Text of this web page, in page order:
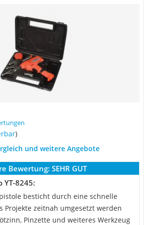
)
und weitere Angebote
Bewertung: SEHR GUT
YT-8245:
besticht durch eine schnelle
Projekte zeitnah umgesetzt werden
Pinzette und weiteres Werkzeug